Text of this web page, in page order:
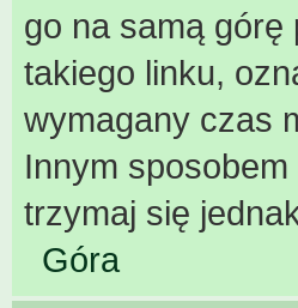
go na samą górę
takiego linku,
wymagany czas
Innym
trzymaj się
Góra